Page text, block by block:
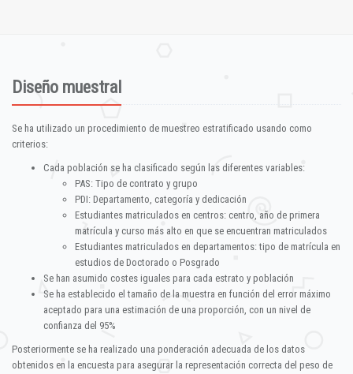
Diseño muestral
Se ha utilizado un procedimiento de muestreo estratificado usando como
criterios:
Cada población se ha clasificado según las diferentes variables:
PAS: Tipo de contrato y grupo
PDI: Departamento, categoría y dedicación
Estudiantes matriculados en centros: centro, año de primera
matrícula y curso más alto en que se encuentran matriculados
Estudiantes matriculados en departamentos: tipo de matrícula en
estudios de Doctorado o Posgrado
Se han asumido costes iguales para cada estrato y población
Se ha establecido el tamaño de la muestra en función del error máximo
aceptado para una estimación de una proporción, con un nivel de
confianza del 95%
Posteriormente se ha realizado una ponderación adecuada de los datos
obtenidos en la encuesta para asegurar la representación correcta del peso de